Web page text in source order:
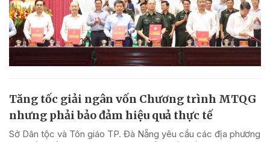
Tăng tốc giải ngân vốn Chương trình MTQG
nhưng phải bảo đảm hiệu quả thực tế
Sở Dân tộc và Tôn giáo TP. Đà Nẵng yêu cầu các địa phương